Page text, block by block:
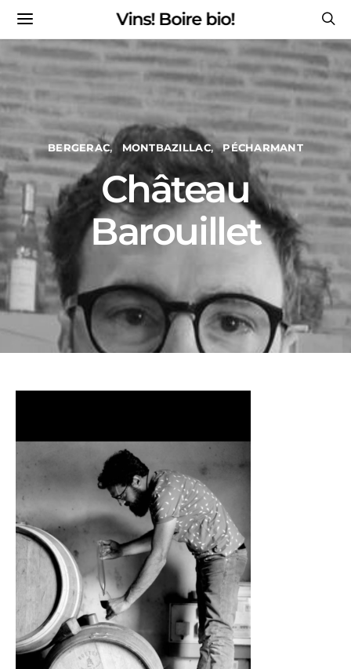
Vins! Boire bio!
BERGERAC MONTBAZILLAC PÉCHARMANT
Château
Barouillet